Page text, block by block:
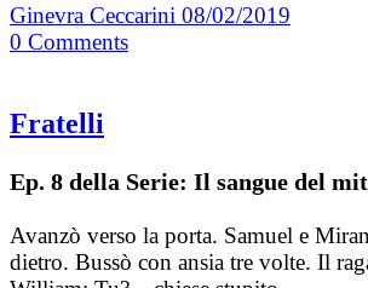
Ginevra Ceccarini 08/02/2019
0 Comments
Fratelli
Ep. 8 della Serie: Il sangue del
Avanzò verso la porta. Samuel e
dietro. Bussò con ansia tre volte. Il